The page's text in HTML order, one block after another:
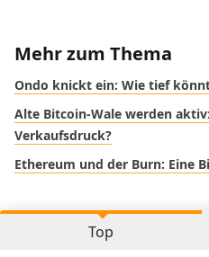
Mehr zum Thema
Ondo knickt ein: Wie tief
Alte Bitcoin-Wale werden
Verkaufsdruck?
Ethereum und der Burn: Eine
Top